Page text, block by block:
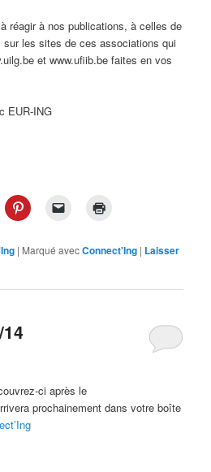
réagir à nos publications, à celles de
sur les sites de ces associations qui
et www.ufiib.be faites en vos
EUR-ING
| Marqué avecConnect'Ing | Laisser
ci après le
prochainement dans votre boîte